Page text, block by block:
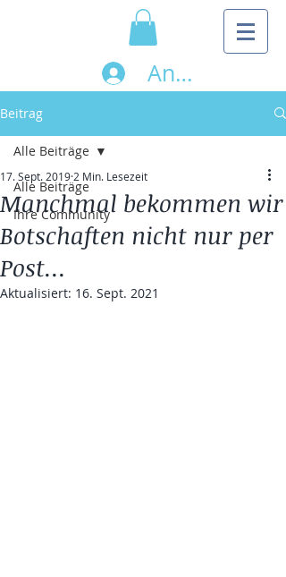
Anmelden
Beitrag
Alle Beiträge
Ihre Community
Alle Beiträge
Manchmal bekommen wir
Botschaften nicht nur per
Post...
17. Sept. 2019 2 Min. Lesezeit
Aktualisiert: 16. Sept. 2021